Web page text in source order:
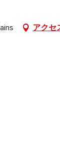
アクセ